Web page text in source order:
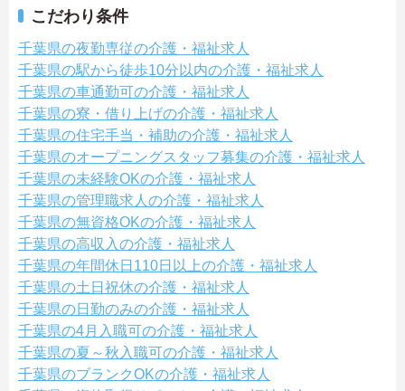
こだわり条件
千葉県の夜勤専従の介護・福祉求人
千葉県の駅から徒歩10分以内の介護・福祉求人
千葉県の車通勤可の介護・福祉求人
千葉県の寮・借り上げの介護・福祉求人
千葉県の住宅手当・補助の介護・福祉求人
千葉県のオープニングスタッフ募集の介護・福祉求人
千葉県の未経験OKの介護・福祉求人
千葉県の管理職求人の介護・福祉求人
千葉県の無資格OKの介護・福祉求人
千葉県の高収入の介護・福祉求人
千葉県の年間休日110日以上の介護・福祉求人
千葉県の土日祝休の介護・福祉求人
千葉県の日勤のみの介護・福祉求人
千葉県の4月入職可の介護・福祉求人
千葉県の夏～秋入職可の介護・福祉求人
千葉県のブランクOKの介護・福祉求人